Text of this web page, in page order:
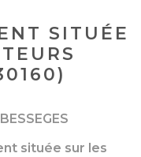
SITUÉE
située sur les